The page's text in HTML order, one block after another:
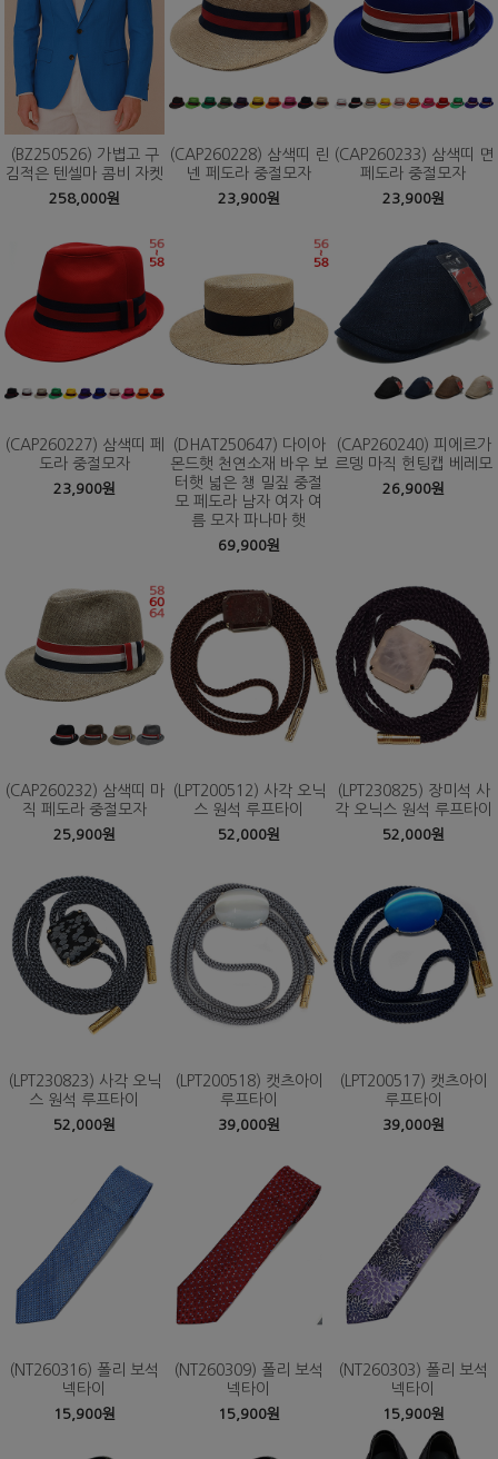
(BZ250526) 가볍고 구
김적은 텐셀마 콤비 자켓
258,000원
(CAP260228) 삼색띠 린
넨 페도라 중절모자
23,900원
(CAP260233) 삼색띠 면
페도라 중절모자
23,900원
(CAP260227) 삼색띠 페
도라 중절모자
23,900원
(DHAT250647) 다이아
몬드햇 천연소재 바우 보
터햇 넓은 챙 밀짚 중절
모 페도라 남자 여자 여
름 모자 파나마 햇
69,900원
(CAP260240) 피에르가
르뎅 마직 헌팅캡 베레모
26,900원
(CAP260232) 삼색띠 마
직 페도라 중절모자
25,900원
(LPT200512) 사각 오닉
스 원석 루프타이
52,000원
(LPT230825) 장미석 사
각 오닉스 원석 루프타이
52,000원
(LPT230823) 사각 오닉
스 원석 루프타이
52,000원
(LPT200518) 캣츠아이
루프타이
39,000원
(LPT200517) 캣츠아이
루프타이
39,000원
(NT260316) 폴리 보석
넥타이
15,900원
(NT260309) 폴리 보석
넥타이
15,900원
(NT260303) 폴리 보석
넥타이
15,900원